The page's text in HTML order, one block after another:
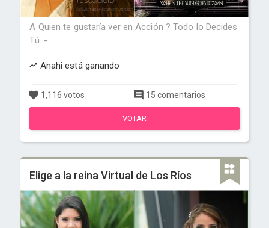
A Quien te gustaría ver en Acción ? Todo lo Decides
Tú .-
Anahi está ganando
1,116 votos 15 comentarios
VOTAR
Elige a la reina Virtual de Los Ríos